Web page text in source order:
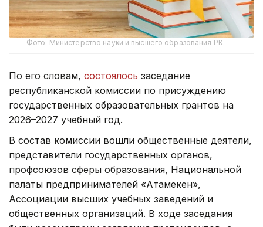
Фото: Министерство науки и высшего образования РК.
По его словам, состоялось заседание
республиканской комиссии по присуждению
государственных образовательных грантов на
2026–2027 учебный год.
В состав комиссии вошли общественные деятели,
представители государственных органов,
профсоюзов сферы образования, Национальной
палаты предпринимателей «Атамекен»,
Ассоциации высших учебных заведений и
общественных организаций. В ходе заседания